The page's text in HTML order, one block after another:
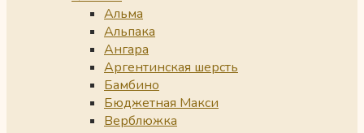
Альма
Альпака
Ангара
Аргентинская шерсть
Бамбино
Бюджетная Макси
Верблюжка